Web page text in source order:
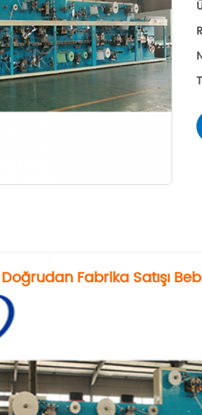
Doğrudan Fabrika Satışı